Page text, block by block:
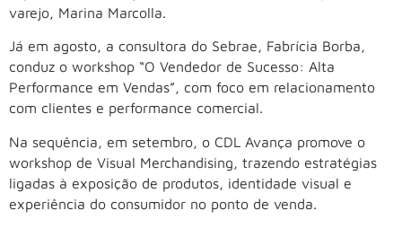
varejo, Marina Marcolla.
Já em agosto, a consultora do Sebrae, Fabrícia Borba,
conduz o workshop “O Vendedor de Sucesso: Alta
Performance em Vendas”, com foco em relacionamento
com clientes e performance comercial.
Na sequência, em setembro, o CDL Avança promove o
workshop de Visual Merchandising, trazendo estratégias
ligadas à exposição de produtos, identidade visual e
experiência do consumidor no ponto de venda.